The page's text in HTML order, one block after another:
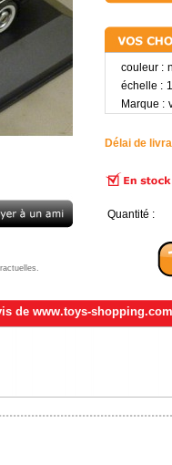
couleur :
échelle :
Marque :
Délai de
Quantité
de www.toys-shopping.com